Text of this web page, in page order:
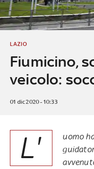
Fiumicino,
veicolo:
LAZIO
01 dic 2020 - 10:33
L'
uomo